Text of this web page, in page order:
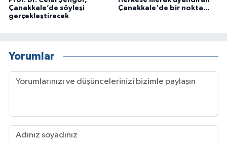
Çanakkale’de söyleşi
gerçekleştirecek
Çanakkale'de bir nokta...
Yorumlar